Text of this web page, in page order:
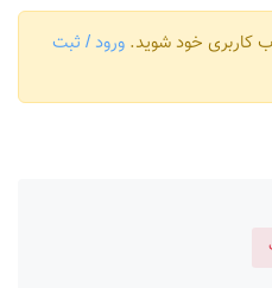
کاربری خود شوید. ورود / ثبت